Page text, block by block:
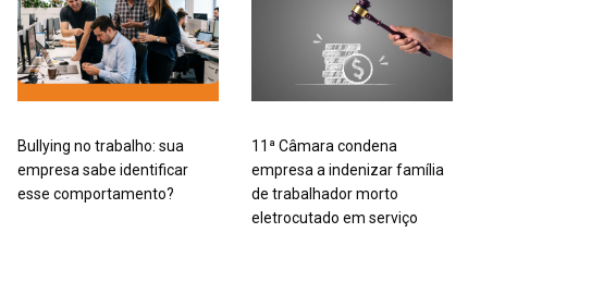
Bullying no trabalho: sua
empresa sabe identificar
esse comportamento?
11ª Câmara condena
empresa a indenizar família
de trabalhador morto
eletrocutado em serviço